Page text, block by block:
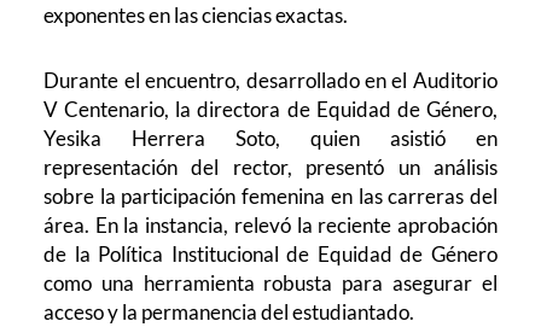
exponentes en las ciencias exactas.
Durante el encuentro, desarrollado en el Auditorio
V Centenario, la directora de Equidad de Género,
Yesika Herrera Soto, quien asistió en
representación del rector, presentó un análisis
sobre la participación femenina en las carreras del
área. En la instancia, relevó la reciente aprobación
de la Política Institucional de Equidad de Género
como una herramienta robusta para asegurar el
acceso y la permanencia del estudiantado.